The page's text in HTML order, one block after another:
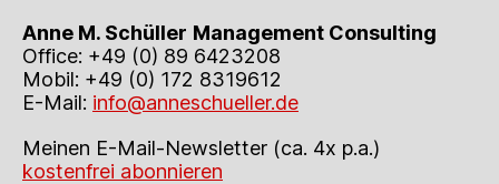
Anne M. Schüller Management Consulting
Office: +49 (0) 89 6423208
Mobil: +49 (0) 172 8319612
E-Mail: info@anneschueller.de
Meinen E-Mail-Newsletter (ca. 4x p.a.)
kostenfrei abonnieren